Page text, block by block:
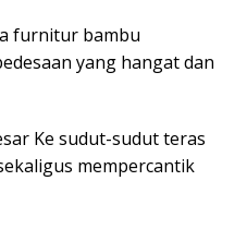
furnitur bambu
yang hangat dan
Ke sudut-sudut teras
mempercantik